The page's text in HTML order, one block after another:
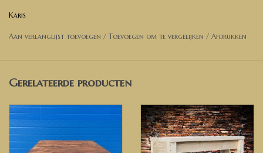
Afmetingen tafel op foto:
Lengte 60 cm
Heeft u andere wensen of ideeën, neem dan gerust contact met
ons op. Wij leveren naar jullie wensen en afmetingen!
WIJ BEZORGEN IN HEEL NEDERLAND EN BELGIE.
Karis
Aan verlanglijst toevoegen / Toevoegen om te vergelijken / Afdrukken
Gerelateerde producten